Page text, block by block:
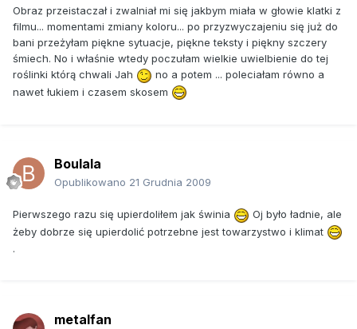
Obraz przeistaczał i zwalniał mi się jakbym miała w głowie klatki z
filmu... momentami zmiany koloru... po przyzwyczajeniu się już do
bani przeżyłam piękne sytuacje, piękne teksty i piękny szczery
śmiech. No i właśnie wtedy poczułam wielkie uwielbienie do tej
roślinki którą chwali Jah
no a potem ... poleciałam równo a
nawet łukiem i czasem skosem
Boulala
Opublikowano 21 Grudnia 2009
Pierwszego razu się upierdoliłem jak świnia
Oj było ładnie, ale
żeby dobrze się upierdolić potrzebne jest towarzystwo i klimat
.
metalfan